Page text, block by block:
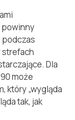
powinny
podczas
strefach
Dla
może
który „wygląda
tak, jak